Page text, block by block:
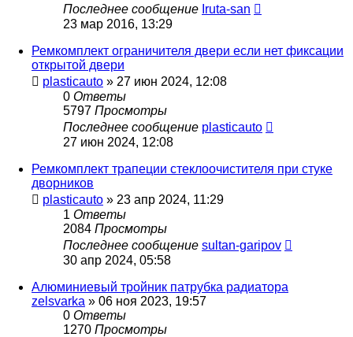
Последнее сообщение Iruta-san
23 мар 2016, 13:29
Ремкомплект ограничителя двери если нет фиксации
открытой двери
plasticauto » 27 июн 2024, 12:08
0 Ответы
5797 Просмотры
Последнее сообщение plasticauto
27 июн 2024, 12:08
Ремкомплект трапеции стеклоочистителя при стуке
дворников
plasticauto » 23 апр 2024, 11:29
1 Ответы
2084 Просмотры
Последнее сообщение sultan-garipov
30 апр 2024, 05:58
Алюминиевый тройник патрубка радиатора
zelsvarka » 06 ноя 2023, 19:57
0 Ответы
1270 Просмотры